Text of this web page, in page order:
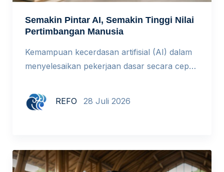
Semakin Pintar AI, Semakin Tinggi Nilai
Pertimbangan Manusia
Kemampuan kecerdasan artifisial (AI) dalam
menyelesaikan pekerjaan dasar secara cepat
kerja tingkat awal di berbagai perusahaan.
Dampak terpenting dari fenomena ini adalah
manusia di dunia kerja. Yang Berubah Bukan
Nilai Manusia, Tetapi Cara Kita Menilainya
REFO 28 Juli 2026